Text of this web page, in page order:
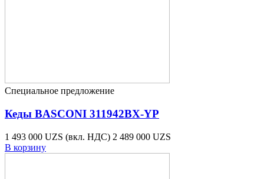
Специальное предложение
Кеды BASCONI 311942BX-YP
1 493 000 UZS (вкл. НДС) 2 489 000 UZS
В корзину